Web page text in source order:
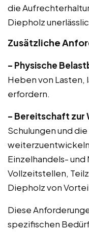
die
Diepholz
Zusätzliche
– Physische
Heben von Lasten,
erfordern.
– Bereitschaft zur
Schulungen und
Einzelhandels-
Vollzeitstellen,
Diepholz von
Diese
spezifischen